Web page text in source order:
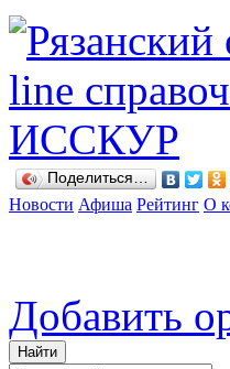
Поделиться…
Новости Афиша Рейтинг О
Добавить